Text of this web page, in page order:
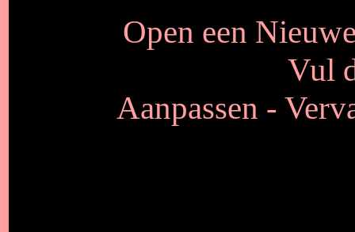
Open een
Vul
Aanpassen -